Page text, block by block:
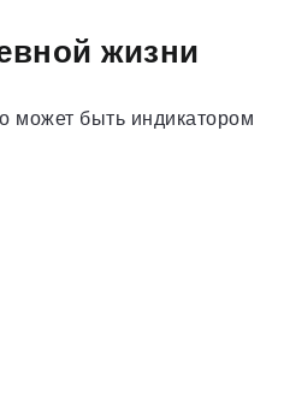
жизни
может быть индикатором